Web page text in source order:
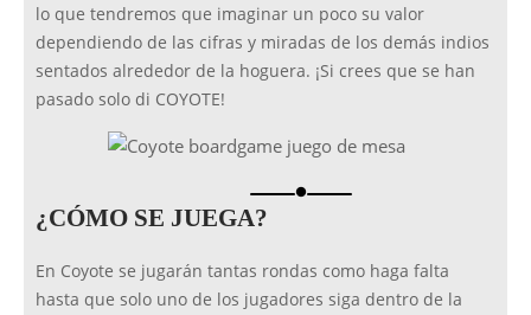
lo que tendremos que imaginar un poco su valor
dependiendo de las cifras y miradas de los demás indios
sentados alrededor de la hoguera. ¡Si crees que se han
pasado solo di COYOTE!
brightness_1
¿CÓMO SE JUEGA?
En Coyote se jugarán tantas rondas como haga falta
hasta que solo uno de los jugadores siga dentro de la